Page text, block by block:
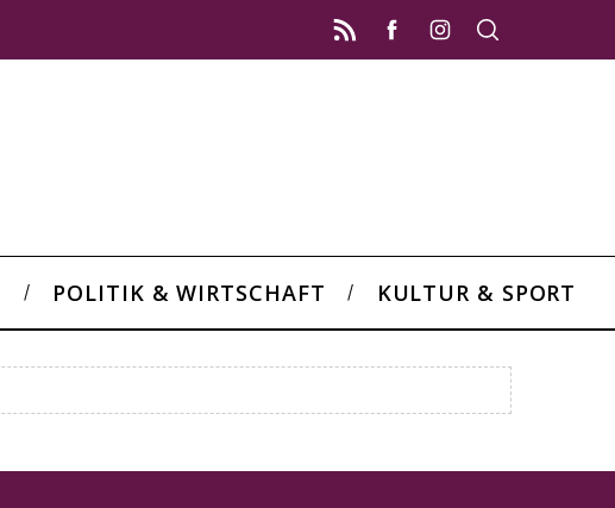
POLITIK & WIRTSCHAFT KULTUR & SPORT